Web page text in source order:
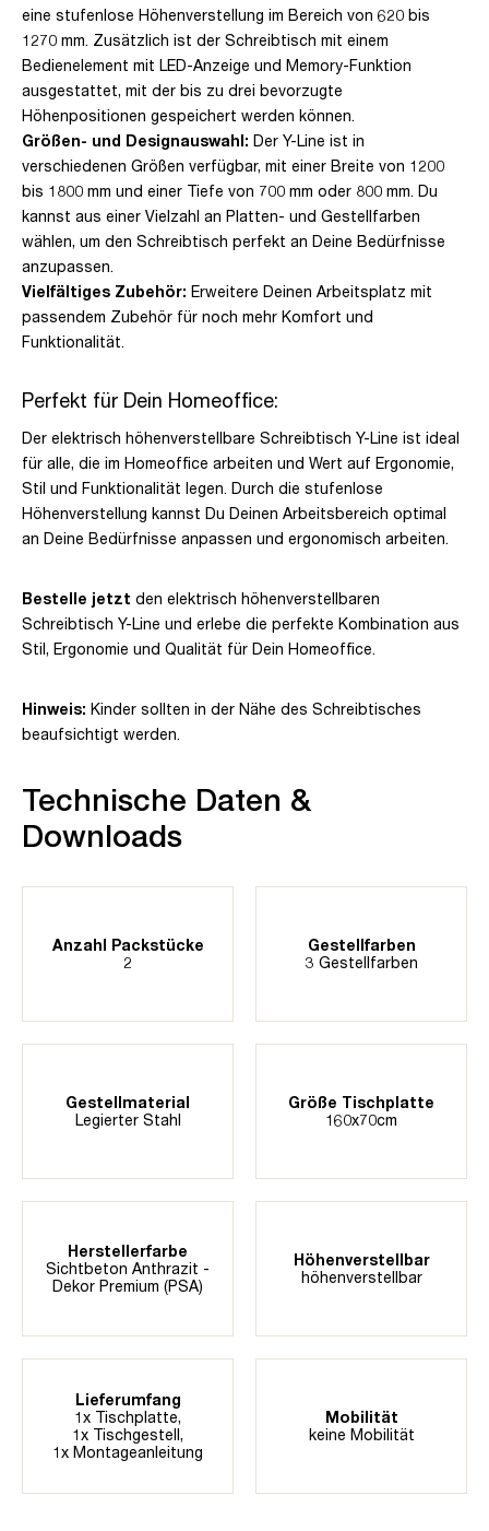
eine stufenlose Höhenverstellung im Bereich von 620 bis
1270 mm. Zusätzlich ist der Schreibtisch mit einem
Bedienelement mit LED-Anzeige und Memory-Funktion
ausgestattet, mit der bis zu drei bevorzugte
Höhenpositionen gespeichert werden können.
Größen- und Designauswahl: Der Y-Line ist in
verschiedenen Größen verfügbar, mit einer Breite von 1200
bis 1800 mm und einer Tiefe von 700 mm oder 800 mm. Du
kannst aus einer Vielzahl an Platten- und Gestellfarben
wählen, um den Schreibtisch perfekt an Deine Bedürfnisse
anzupassen.
Vielfältiges Zubehör: Erweitere Deinen Arbeitsplatz mit
passendem Zubehör für noch mehr Komfort und
Funktionalität.
Perfekt für Dein Homeoffice:
Der elektrisch höhenverstellbare Schreibtisch Y-Line ist ideal
für alle, die im Homeoffice arbeiten und Wert auf Ergonomie,
Stil und Funktionalität legen. Durch die stufenlose
Höhenverstellung kannst Du Deinen Arbeitsbereich optimal
an Deine Bedürfnisse anpassen und ergonomisch arbeiten.
Bestelle jetzt den elektrisch höhenverstellbaren
Schreibtisch Y-Line und erlebe die perfekte Kombination aus
Stil, Ergonomie und Qualität für Dein Homeoffice.
Hinweis: Kinder sollten in der Nähe des Schreibtisches
beaufsichtigt werden.
Technische Daten &
Downloads
Anzahl Packstücke
2
Gestellfarben
3 Gestellfarben
Gestellmaterial
Legierter Stahl
Größe Tischplatte
160x70cm
Herstellerfarbe
Sichtbeton Anthrazit -
Dekor Premium (PSA)
Höhenverstellbar
höhenverstellbar
Lieferumfang
1x Tischplatte,
1x Tischgestell,
1x Montageanleitung
Mobilität
keine Mobilität